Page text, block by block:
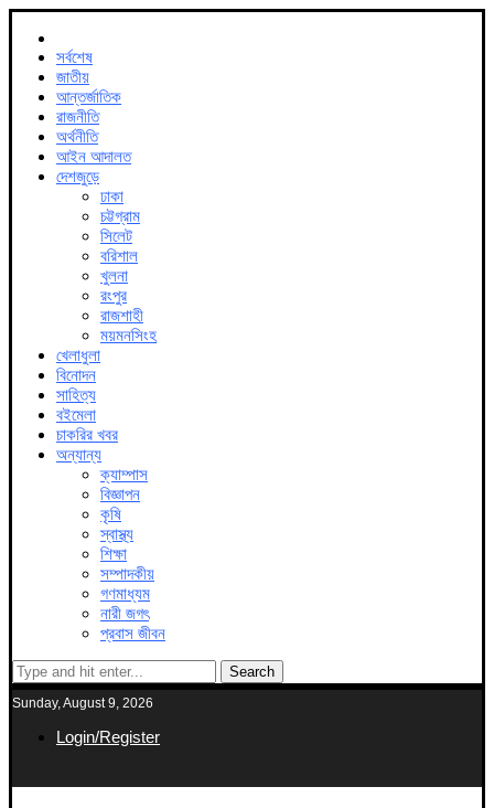
সর্বশেষ
জাতীয়
আন্তর্জাতিক
রাজনীতি
অর্থনীতি
আইন আদালত
দেশজুড়ে
ঢাকা
চট্টগ্রাম
সিলেট
বরিশাল
খুলনা
রংপুর
রাজশাহী
ময়মনসিংহ
খেলাধুলা
বিনোদন
সাহিত্য
বইমেলা
চাকরির খবর
অন্যান্য
ক্যাম্পাস
বিজ্ঞাপন
কৃষি
স্বাস্থ্য
শিক্ষা
সম্পাদকীয়
গণমাধ্যম
নারী জগৎ
প্রবাস জীবন
Search
Sunday, August 9, 2026
Login/Register